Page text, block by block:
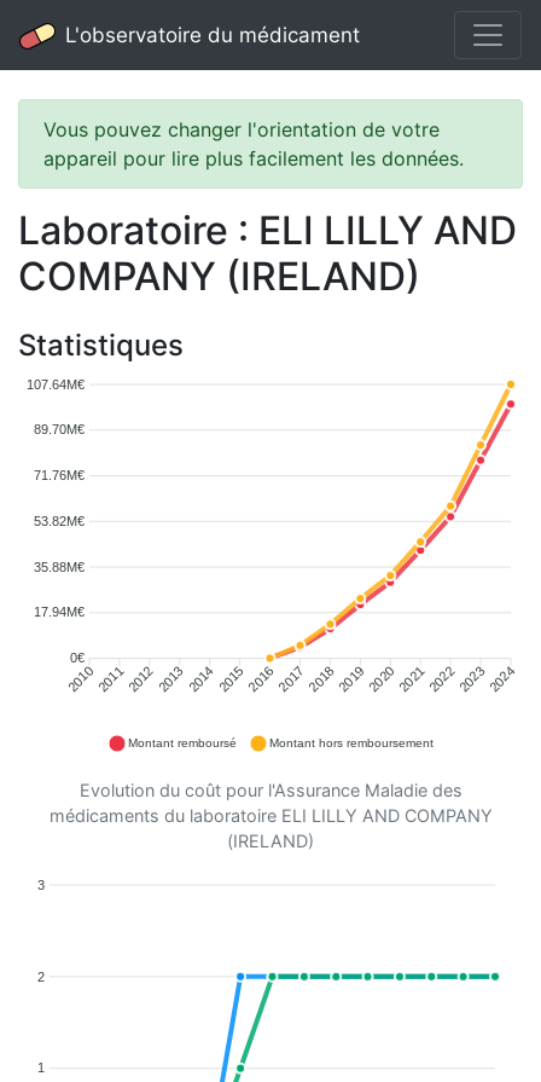
L'observatoire du médicament
Vous pouvez changer l'orientation de votre
appareil pour lire plus facilement les données.
Laboratoire : ELI LILLY AND
COMPANY (IRELAND)
Statistiques
107.64M€
89.70M€
71.76M€
53.82M€
35.88M€
17.94M€
0€
2010201120122013 2014201520162017 2018201920202021202220232024
Montant remboursé Montant hors remboursement
Evolution du coût pour l'Assurance Maladie des
médicaments du laboratoire ELI LILLY AND COMPANY
(IRELAND)
3
2
1